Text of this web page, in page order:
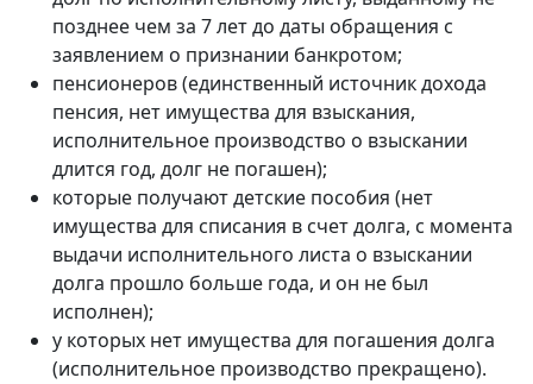
позднее чем за 7 лет до даты обращения с
заявлением о признании банкротом;
пенсионеров (единственный источник дохода
пенсия, нет имущества для взыскания,
исполнительное производство о взыскании
длится год, долг не погашен);
которые получают детские пособия (нет
имущества для списания в счет долга, с момента
выдачи исполнительного листа о взыскании
долга прошло больше года, и он не был
исполнен);
у которых нет имущества для погашения долга
(исполнительное производство прекращено).